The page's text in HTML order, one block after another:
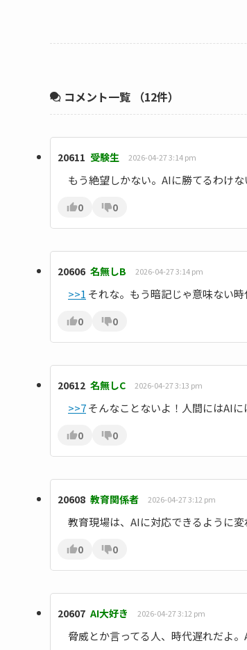
コメント一覧 （12件）
20611 受験生 2026-04-27 3:14 pm
もう絶望しかない。AIに勝てるわけな
0 0
20606 名無しB 2026-04-27 3:14 pm
>>1 それな。もう暗記じゃ意味ない時
0 0
20612 名無しC 2026-04-27 3:13 pm
>>7そんなことないよ！人間にはAI
0 0
20608 教育関係者 2026-04-27 3:12 pm
教育現場は、AIに対応できるように
0 0
20607 AI大好き 2026-04-27 3:12 pm
脅威とか言ってる人、時代遅れだよ